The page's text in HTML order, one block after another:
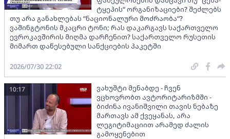
ტყეპის“ ორგანიზაციები? შეძლებს
თუ არა განახლებას “ნაციონალური მოძრაობა“?
ვაშინგტონის მკაცრი ტონი; რას დაკარგავს საქართველო
ევროკავშირის მიღმა დარჩენით? საქართველო რუსეთის
მიმართ დაწესებული სანქციების პაკეტში
2026/07/30 22:02
ვახუშტი მენაბდე - ჩვენ
ვცხოვრობთ ავტორიტარიზმში -
ბიძინა ივანიშვილი თავის ნებაზე
მართავს ამ ქვეყანას, არა
ლეგიტიმაციით არამედ ძალის
გამოყენებით
10:17